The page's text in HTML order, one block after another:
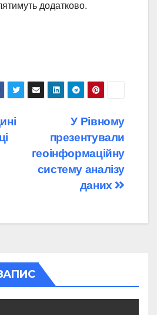
додатково.
У Рівному
презентували
геоінформаційну
систему аналізу
даних